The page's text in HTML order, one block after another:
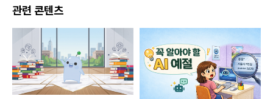
관련 콘텐츠